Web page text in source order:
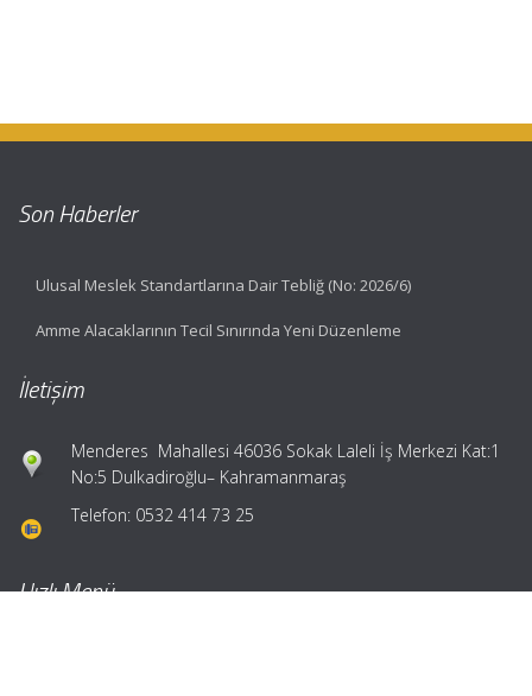
Son Haberler
Ulusal Meslek Standartlarına Dair Tebliğ (No: 2026/6)
Amme Alacaklarının Tecil Sınırında Yeni Düzenleme
İletişim
Menderes Mahallesi 46036 Sokak Laleli İş Merkezi Kat:1
No:5 Dulkadiroğlu– Kahramanmaraş
Telefon: 0532 414 73 25
Hızlı Menü